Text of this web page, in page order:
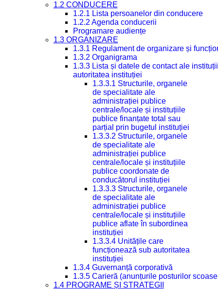
1.2 CONDUCERE
1.2.1 Lista persoanelor din conducere
1.2.2 Agenda conducerii
Programare audiențe
1.3 ORGANIZARE
1.3.1 Regulament de organizare și
1.3.2 Organigrama
1.3.3 Lista și datele de contact ale
autoritatea instituției
1.3.3.1 Structurile, organele
de specialitate ale
administrației publice
centrale/locale și instituțiile
publice finanțate total sau
parțial prin bugetul instituției
1.3.3.2 Structurile, organele
de specialitate ale
administrației publice
centrale/locale și instituțiile
publice coordonate de
conducătorul instituției
1.3.3.3 Structurile, organele
de specialitate ale
administrației publice
centrale/locale și instituțiile
publice aflate în subordinea
instituției
1.3.3.4 Unitățile care
funcționează sub autoritatea
instituției
1.3.4 Guvernanță corporativă
1.3.5 Carieră (anunțurile posturilor
1.4 PROGRAME ȘI STRATEGII